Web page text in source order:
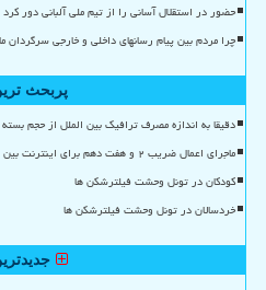
حضور در استقلال آسانی را از تیم ملی آلبانی دور کرد
چرا مردم بین پیام رسانهای داخلی و خارجی سرگردان
پربحث
دقیقا به اندازه مصرف ترافیک بین الملل از حجم
ماجرای اعمال ضریب ۲ و هفت دهم برای اینترنت بین الملل چیست؟
کودکان در تونل وحشت فیلترشکن ها
خردسالان در تونل وحشت فیلترشکن ها